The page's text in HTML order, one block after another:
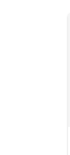
Adelbert;